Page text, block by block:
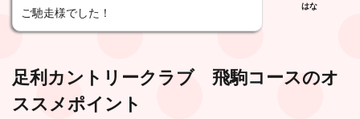
ご馳走様でした！ はな
足利カントリークラブ 飛駒コースのオ
ススメポイント